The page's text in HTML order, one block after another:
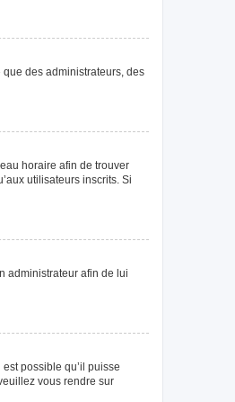
que des administrateurs, des
horaire afin de trouver
utilisateurs inscrits. Si
administrateur afin de lui
possible qu’il puisse
vous rendre sur